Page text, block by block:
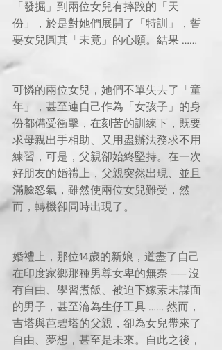
「發掘」到兩位女兒有摔跤的「天
份」，於是對她們展開了「特訓」，誓
要女兒圓其「未竟」的心願。結果 ……
可憐的兩位女兒，她們不單失去了「童
年」，甚至連自己作為「女孩子」的身
份都備受衝擊，在刻苦的訓練下，既要
求母親出手相助、又用盡辦法務求不用
練習，可是，父親卻始終堅持。在一次
好朋友的婚禮上，父親突然出現、並且
滿臉怒氣，雖然使兩位女兒難受，然
而，轉機卻同時出現了。
婚禮上，那位14歲的新娘，道盡了自己
在印度家鄉那種男尊女卑的無奈 ── 沒
有自由、學習煮飯、被迫下嫁素未謀面
的男子，甚至淪為生仔工具 …… 然而，
吉塔與芭碧塔的父親，卻為女兒帶來了
自由、夢想，甚至是未來。自此之後，